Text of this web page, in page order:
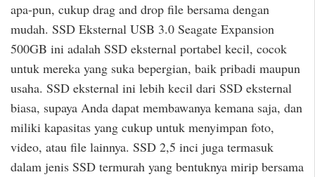
apa-pun, cukup drag and drop file bersama dengan
mudah. SSD Eksternal USB 3.0 Seagate Expansion
500GB ini adalah SSD eksternal portabel kecil, cocok
untuk mereka yang suka bepergian, baik pribadi maupun
usaha. SSD eksternal ini lebih kecil dari SSD eksternal
biasa, supaya Anda dapat membawanya kemana saja, dan
miliki kapasitas yang cukup untuk menyimpan foto,
video, atau file lainnya. SSD 2,5 inci juga termasuk
dalam jenis SSD termurah yang bentuknya mirip bersama